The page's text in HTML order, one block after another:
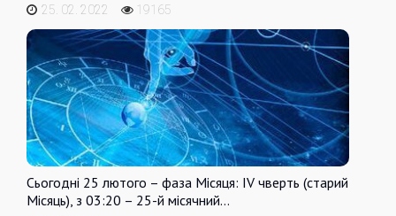
25. 02. 2022
19165
Сьогодні 25 лютого – фаза Місяця: IV чверть (старий
Місяць), з 03:20 – 25-й місячний…